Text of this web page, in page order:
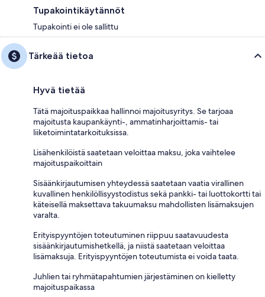
Tupakointikäytännöt
Tupakointi ei ole sallittu
Tärkeää tietoa
Hyvä tietää
Tätä majoituspaikkaa hallinnoi majoitusyritys. Se tarjoaa
majoitusta kaupankäynti-, ammatinharjoittamis- tai
liiketoimintatarkoituksissa.
Lisähenkilöistä saatetaan veloittaa maksu, joka vaihtelee
majoituspaikoittain
Sisäänkirjautumisen yhteydessä saatetaan vaatia virallinen
kuvallinen henkilöllisyystodistus sekä pankki- tai luottokortti tai
käteisellä maksettava takuumaksu mahdollisten lisämaksujen
varalta.
Erityispyyntöjen toteutuminen riippuu saatavuudesta
sisäänkirjautumishetkellä, ja niistä saatetaan veloittaa
lisämaksuja. Erityispyyntöjen toteutumista ei voida taata.
Juhlien tai ryhmätapahtumien järjestäminen on kielletty
majoituspaikassa